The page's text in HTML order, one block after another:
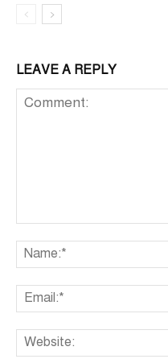
LEAVE A REPLY